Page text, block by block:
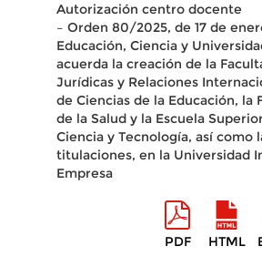
Autorización centro docente
– Orden 80/2025, de 17 de
Educación, Ciencia y
acuerda la creación de la
Jurídicas y Relaciones
de Ciencias de la Educación, la
de la Salud y la Escuela
Ciencia y Tecnología, así como
titulaciones, en la Universidad
Empresa
PDF HTML